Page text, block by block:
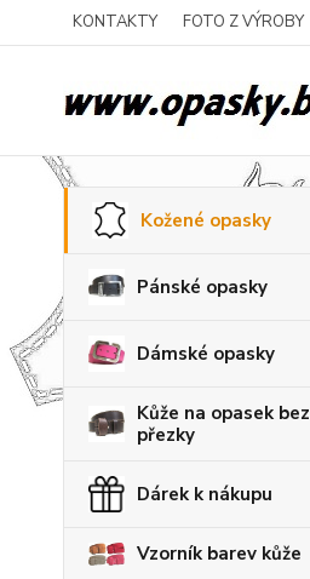
KONTAKTY FOTO Z VÝROBY
Kožené opasky
Pánské opasky
Dámské opasky
Kůže na opasek bez
přezky
Dárek k nákupu
Vzorník barev kůže